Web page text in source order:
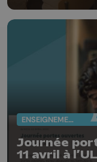
ENSEIGNEMENT
Journée
11 avril à